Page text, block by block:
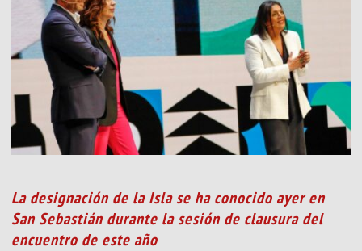
La designación de la Isla se ha conocido ayer en
San Sebastián durante la sesión de clausura del
encuentro de este año